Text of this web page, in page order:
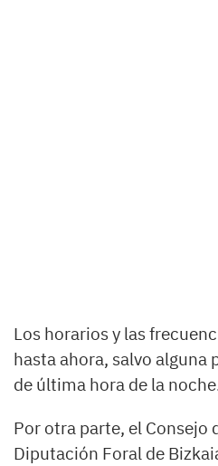
Los horarios y las
hasta ahora, salvo alguna
de última hora de la
Por otra parte, el Consejo
Diputación Foral de